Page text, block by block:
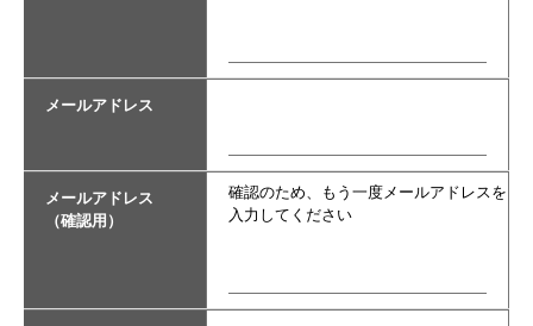
メールアドレス
メールアドレス
（確認用）
確認のため、もう一度メールアドレスを
入力してください